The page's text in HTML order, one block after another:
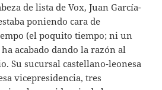
de lista de Vox, Juan García-
poniendo cara de
(el poquito tiempo; ni un
acabado dando la razón al
Su sucursal castellano-leonesa
vicepresidencia, tres